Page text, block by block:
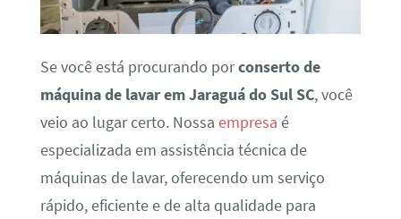
Se você está procurando porconserto de
máquina de lavar em Jaraguá do Sul SC, você
veio ao lugar certo. Nossa empresa é
especializada em assistência técnica de
máquinas de lavar, oferecendo um serviço
rápido, eficiente e de alta qualidade para